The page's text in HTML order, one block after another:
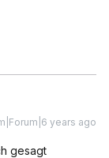
years ago
gesagt